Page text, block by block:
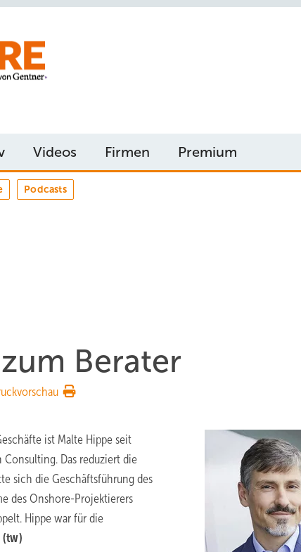
Videos Firmen Premium
Podcasts
Berater
ist Malte Hippe seit
Das reduziert die
sich die Geschäftsführung des
des Onshore-Projektierers
Hippe war für die
(tw)